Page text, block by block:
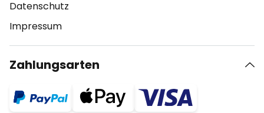
Datenschutz
Impressum
Zahlungsarten